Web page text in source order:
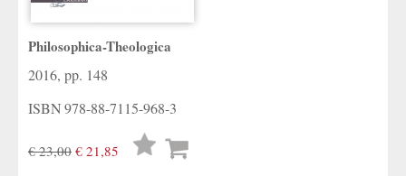
Philosophica-Theologica
2016, pp. 148
ISBN978-88-7115-968-3
€ 23,00 € 21,85
Lista